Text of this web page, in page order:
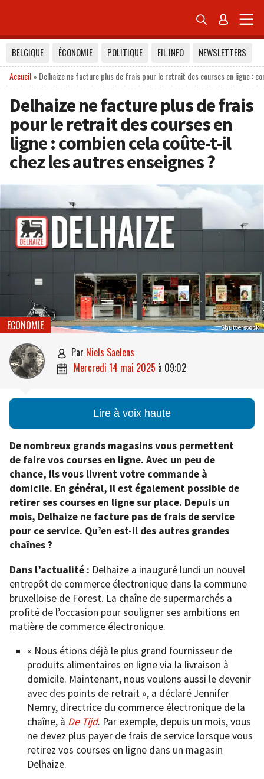
 
BELGIQUE ÉCONOMIE POLITIQUE FIL INFO
NEWSLETTERS
Accueil» Delhaize ne facture plus de frais pour le retrait des courses en ligne :
Delhaize ne facture plus de frais
pour le retrait des courses en
ligne : combien cela coûte-t-il
chez les autres enseignes ?
Shutterstock
ECONOMIE
 par Niels Saelens
 mercredi 14 mai 2025 à 09:02
Lire à voix haute
De nombreux grands magasins vous permettent
de faire vos courses en ligne. Avec un peu de
chance, ils vous livrent votre commande à
domicile. En général, il est également possible de
retirer ses courses en ligne sur place. Depuis un
mois, Delhaize ne facture pas de frais de service
pour ce service. Qu’en est-il des autres grandes
chaînes ?
Dans l’actualité : Delhaize a inauguré lundi un nouvel
entrepôt de commerce électronique dans la commune
bruxelloise de Forest. La chaîne de supermarchés a
profité de l’occasion pour souligner ses ambitions en
matière de commerce électronique.
« Nous étions déjà le plus grand fournisseur de
produits alimentaires en ligne via la livraison à
domicile. Maintenant, nous voulons aussi le devenir
avec des points de retrait », a déclaré Jennifer
Nemry, directrice du commerce électronique de la
chaîne, à De Tijd. Par exemple, depuis un mois, vous
ne devez plus payer de frais de service lorsque vous
retirez vos courses en ligne dans un magasin
Delhaize.